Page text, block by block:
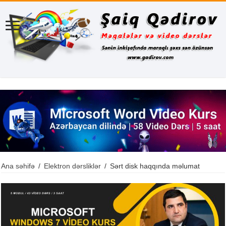
Ana səhifə / Elektron dərsliklər / Sərt disk haqqında məlumat